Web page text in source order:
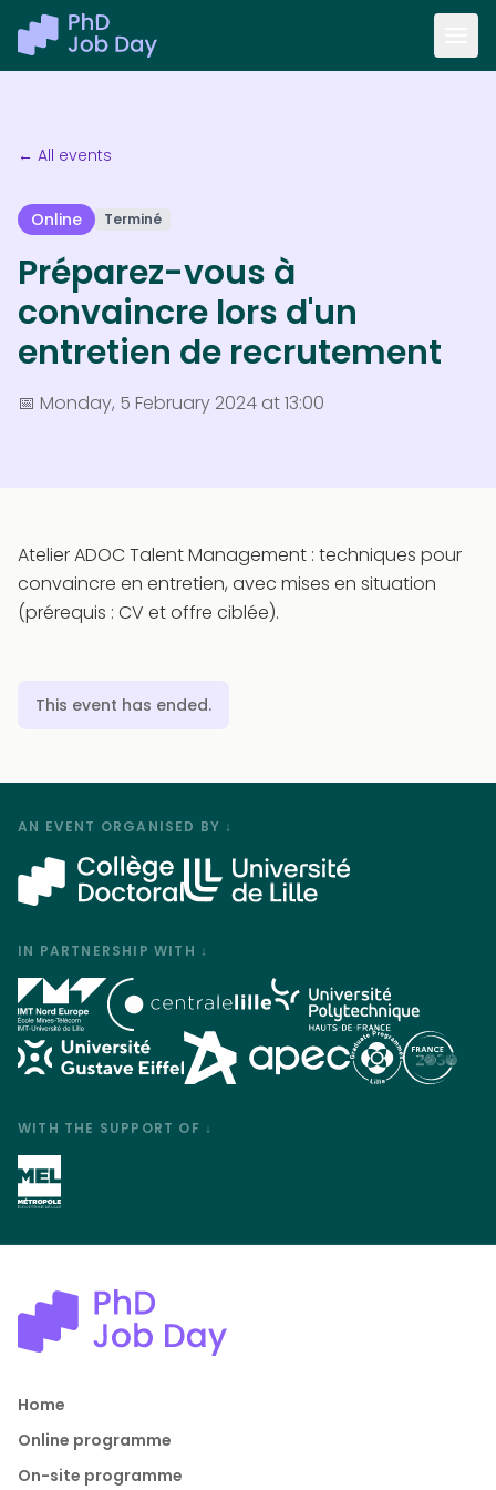
← All events
Online Terminé
Préparez-vous à
convaincre lors d'un
entretien de recrutement
📅 Monday, 5 February 2024 at 13:00
Atelier ADOC Talent Management : techniques pour
convaincre en entretien, avec mises en situation
(prérequis : CV et offre ciblée).
This event has ended.
AN EVENT ORGANISED BY ↓
IN PARTNERSHIP WITH ↓
WITH THE SUPPORT OF ↓
Home
Online programme
On-site programme